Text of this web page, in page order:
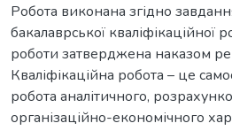
Робота виконана згідно
бакалаврської кваліфікаційної
роботи затверджена наказом
Кваліфікаційна робота – це
робота аналітичного,
організаційно-економічного